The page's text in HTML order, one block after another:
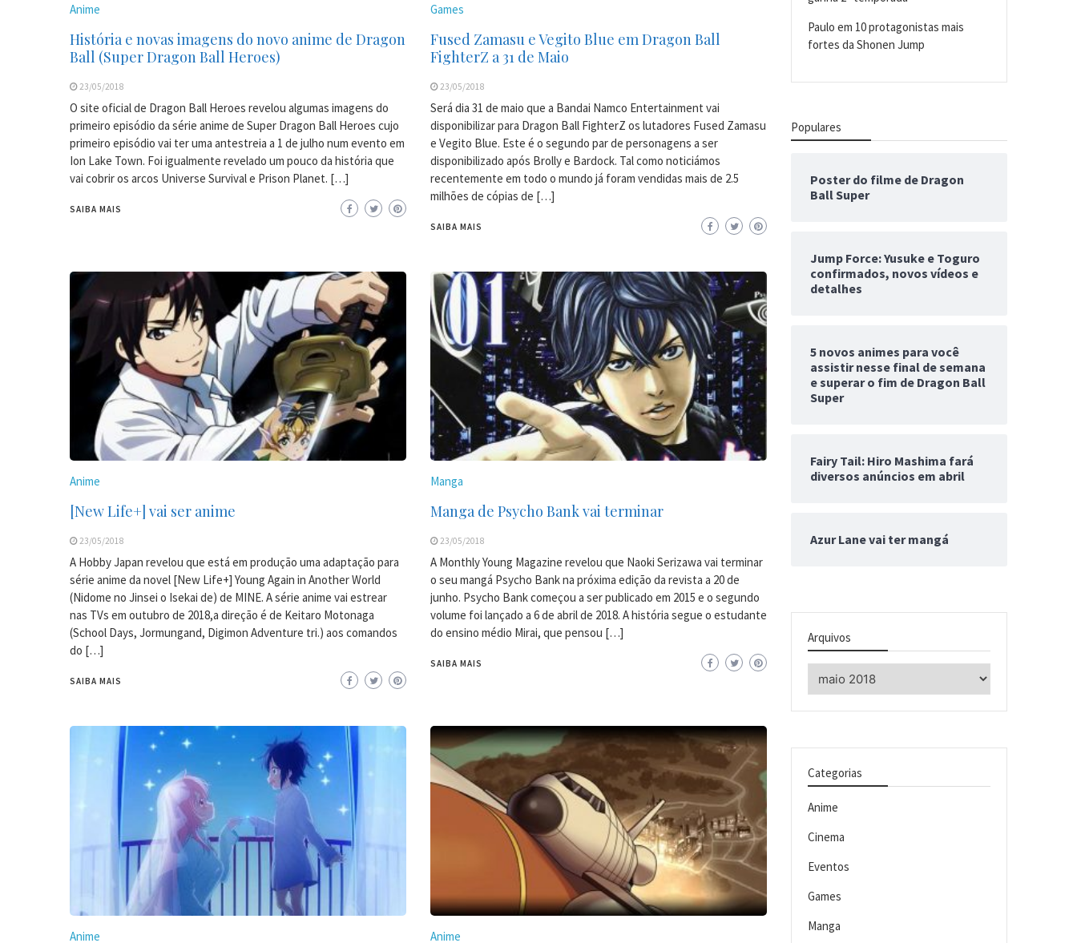
Anime
História e novas imagens do novo anime de Dragon
Ball (Super Dragon Ball Heroes)
23/05/2018
O site oficial de Dragon Ball Heroes revelou algumas imagens do
primeiro episódio da série anime de Super Dragon Ball Heroes cujo
primeiro episódio vai ter uma antestreia a 1 de julho num evento em
Ion Lake Town. Foi igualmente revelado um pouco da história que
vai cobrir os arcos Universe Survival e Prison Planet. […]
SAIBA MAIS
Games
Fused Zamasu e Vegito Blue em Dragon Ball
FighterZ a 31 de Maio
23/05/2018
Será dia 31 de maio que a Bandai Namco Entertainment vai
disponibilizar para Dragon Ball FighterZ os lutadores Fused Zamasu
e Vegito Blue. Este é o segundo par de personagens a ser
disponibilizado após Brolly e Bardock. Tal como noticiámos
recentemente em todo o mundo já foram vendidas mais de 2.5
milhões de cópias de […]
SAIBA MAIS
Anime
[New Life+] vai ser anime
23/05/2018
A Hobby Japan revelou que está em produção uma adaptação para
série anime da novel [New Life+] Young Again in Another World
(Nidome no Jinsei o Isekai de) de MINE. A série anime vai estrear
nas TVs em outubro de 2018,a direção é de Keitaro Motonaga
(School Days, Jormungand, Digimon Adventure tri.) aos comandos
do […]
SAIBA MAIS
Manga
Manga de Psycho Bank vai terminar
23/05/2018
A Monthly Young Magazine revelou que Naoki Serizawa vai terminar
o seu mangá Psycho Bank na próxima edição da revista a 20 de
junho. Psycho Bank começou a ser publicado em 2015 e o segundo
volume foi lançado a 6 de abril de 2018. A história segue o estudante
do ensino médio Mirai, que pensou […]
SAIBA MAIS
Anime Anime
Paulo em 10 protagonistas mais
fortes da Shonen Jump
Populares
Poster do filme de Dragon
Ball Super
Jump Force: Yusuke e Toguro
confirmados, novos vídeos e
detalhes
5 novos animes para você
assistir nesse final de semana
e superar o fim de Dragon Ball
Super
Fairy Tail: Hiro Mashima fará
diversos anúncios em abril
Azur Lane vai ter mangá
Arquivos
Arquivos
Categorias
Anime
Cinema
Eventos
Games
Manga